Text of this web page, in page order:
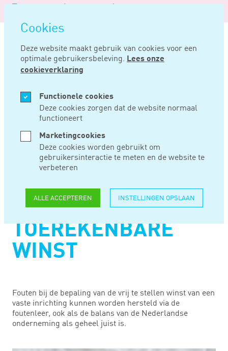
overslaan
Cookies
Deze website maakt gebruik van cookies voor een
optimale gebruikersbeleving. Lees onze
cookieverklaring
Functionele cookies
Deze cookies zorgen dat de website normaal
functioneert
Marketingcookies
Deze cookies worden gebruikt om
gebruikersinteractie te meten en de website te
verbeteren
ALLE ACCEPTEREN INSTELLINGEN OPSLAAN
Logo
Noord
Negentig
Home Nieuws
JUN 11, 2025
FOUTENLEER VAN
TOEPASSING OP
FOUT BIJ BEPALING
VAN AAN VASTE
INRICHTING
TOEREKENBARE
WINST
Fouten bij de bepaling van de vrij te stellen winst van een
vaste inrichting kunnen worden hersteld via de
foutenleer, ook als de balans van de Nederlandse
onderneming als geheel juist is.